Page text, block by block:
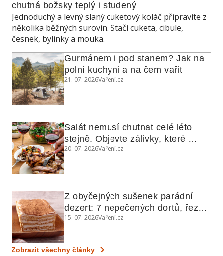
chutná božsky teplý i studený
Jednoduchý a levný slaný cuketový koláč připravíte z
několika běžných surovin. Stačí cuketa, cibule,
česnek, bylinky a mouka.
Gurmánem i pod stanem? Jak na
polní kuchyni a na čem vařit
21. 07. 2026Vaření.cz
Salát nemusí chutnat celé léto
stejně. Objevte zálivky, které
využijete i na maso, nudle nebo
20. 07. 2026Vaření.cz
Z obyčejných sušenek parádní
dezert: 7 nepečených dortů, řezů
a koláčů
15. 07. 2026Vaření.cz
Zobrazit všechny články